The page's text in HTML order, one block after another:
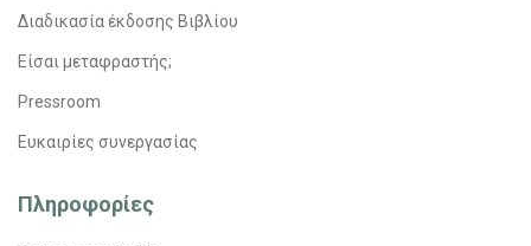
Διαδικασία έκδοσης Βιβλίου
Είσαι μεταφραστής;
Pressroom
Ευκαιρίες συνεργασίας
Πληροφορίες